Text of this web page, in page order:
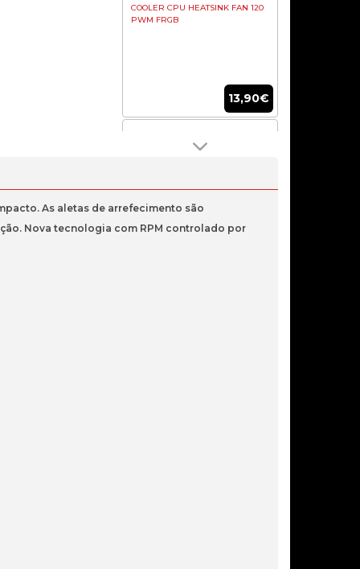
COOLER CPU HEATSINK FAN 120
PWM FRGB
13,90€
ARGB ICE100 MASTER NTECH
19,50€
As aletas de arrefecimento são
Nova tecnologia com RPM controlado por